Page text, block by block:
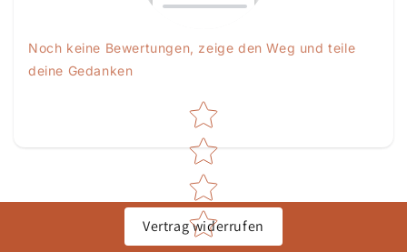
Noch keine Bewertungen, zeige den Weg und teile
deine Gedanken
Star rating
Vertrag widerrufen